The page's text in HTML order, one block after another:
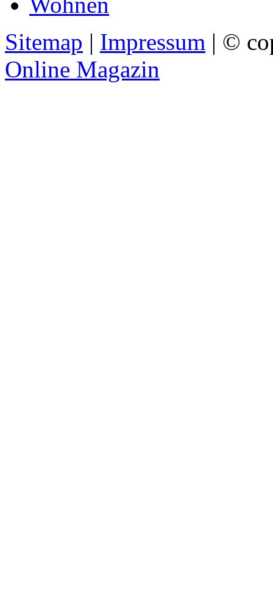
Sitemap | Impressum | ©
Online Magazin